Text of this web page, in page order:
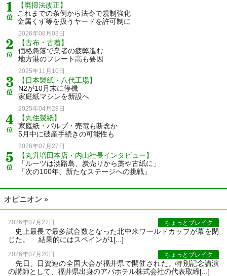
【廃掃法改正】
これまでの条例から法令で規制強化
金属くず等を扱うヤードを許可制に
2026年08月03日
【古布・古着】
価格急落で業者の疲弊進む
地方港のフレート高も要因
2025年11月10日
【日本製紙・八代工場】
N2が10月末に停機
家庭紙マシンを新設へ
2025年04月28日
【丸住製紙】
家庭紙・パルプ・売電も断念か
5月中に破産手続きの可能性も
2026年07月27日
【丸升増田本店・内山社長インタビュー】
「ルーツは淡路島、炭売りから藁や古紙に」
「次の100年、新たなステージへの挑戦」
オピニオン »
2026年07月27日 ちょっとブレイク
史上最長で最多試合数となった北中米ワールドカップが幕を閉
じた。 結果的にはスペインが1[...]
2026年07月20日 ちょっとブレイク
先日、日資連の全国大会が福井県で開催された。特別記念講演
の講師として、福井県出身のアパホテル株式会社の代表取締[...]